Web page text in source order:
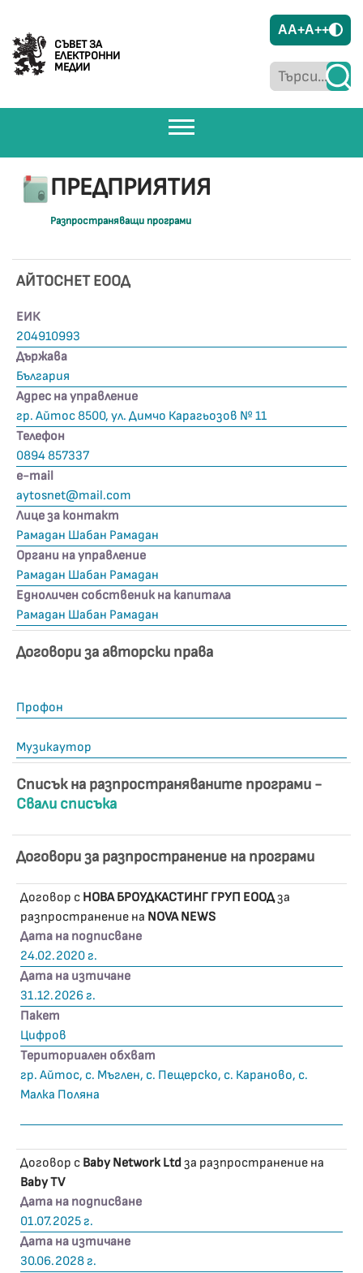
СЪВЕТ ЗА
ЕЛЕКТРОННИ
МЕДИИ
AA+A++
ПРЕДПРИЯТИЯ
Разпространяващи програми
АЙТОСНЕТ ЕООД
ЕИК
204910993
Държава
България
Адрес на управление
гр. Айтос 8500, ул. Димчо Карагьозов № 11
Телефон
0894 857337
е-mail
aytosnet@mail.com
Лице за контакт
Рамадан Шабан Рамадан
Органи на управление
Рамадан Шабан Рамадан
Едноличен собственик на капитала
Рамадан Шабан Рамадан
Договори за авторски права
Профон
Музикаутор
Списък на разпространяваните програми -
Свали списъка
Договори за разпространение на програми
Договор с НОВА БРОУДКАСТИНГ ГРУП ЕООДза
разпространение на NOVA NEWS
Дата на подписване
24.02.2020 г.
Дата на изтичане
31.12.2026 г.
Пакет
Цифров
Териториален обхват
гр. Айтос, с. Мъглен, с. Пещерско, с. Караново, с.
Малка Поляна
Договор с Baby Network Ltdза разпространение на
Baby TV
Дата на подписване
01.07.2025 г.
Дата на изтичане
30.06.2028 г.